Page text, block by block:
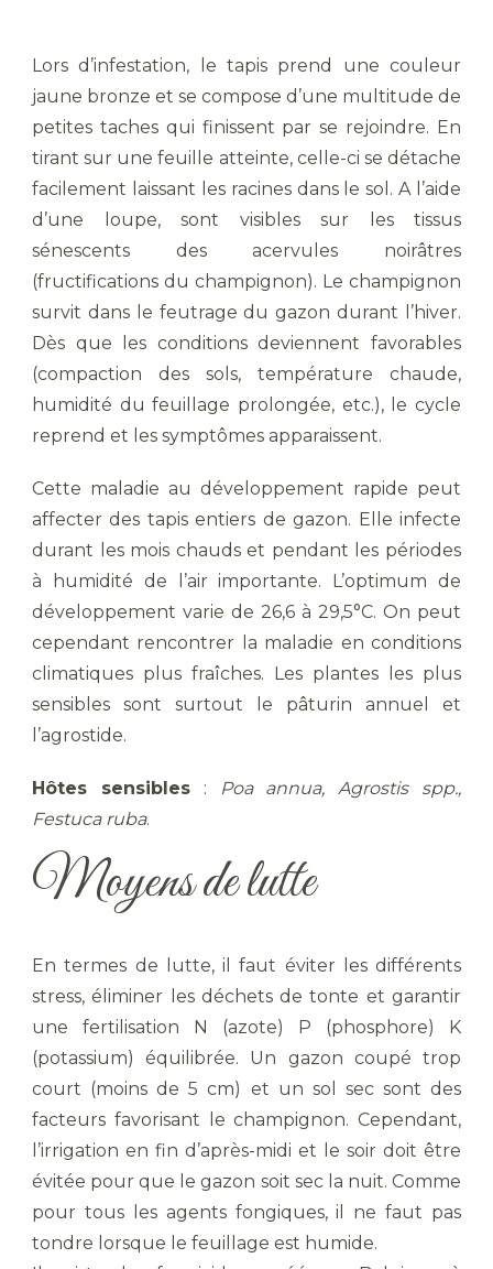
Lors d’infestation, le tapis prend une couleur
jaune bronze et se compose d’une multitude de
petites taches qui finissent par se rejoindre. En
tirant sur une feuille atteinte, celle-ci se détache
facilement laissant les racines dans le sol. A l’aide
d’une loupe, sont visibles sur les tissus
sénescents des acervules noirâtres
(fructifications du champignon). Le champignon
survit dans le feutrage du gazon durant l’hiver.
Dès que les conditions deviennent favorables
(compaction des sols, température chaude,
humidité du feuillage prolongée, etc.), le cycle
reprend et les symptômes apparaissent.
Cette maladie au développement rapide peut
affecter des tapis entiers de gazon. Elle infecte
durant les mois chauds et pendant les périodes
à humidité de l’air importante. L’optimum de
développement varie de 26,6 à 29,5°C. On peut
cependant rencontrer la maladie en conditions
climatiques plus fraîches. Les plantes les plus
sensibles sont surtout le pâturin annuel et
l’agrostide.
Hôtes sensibles:
Poa annua, Agrostis spp.,
Festuca ruba.
Moyens de lutte
En termes de lutte, il faut éviter les différents
stress, éliminer les déchets de tonte et garantir
une fertilisation N (azote) P (phosphore) K
(potassium) équilibrée. Un gazon coupé trop
court (moins de 5 cm) et un sol sec sont des
facteurs favorisant le champignon. Cependant,
l’irrigation en fin d’après-midi et le soir doit être
évitée pour que le gazon soit sec la nuit. Comme
pour tous les agents fongiques, il ne faut pas
tondre lorsque le feuillage est humide.